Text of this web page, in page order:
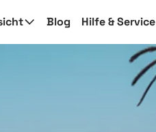
Blog Hilfe & Service